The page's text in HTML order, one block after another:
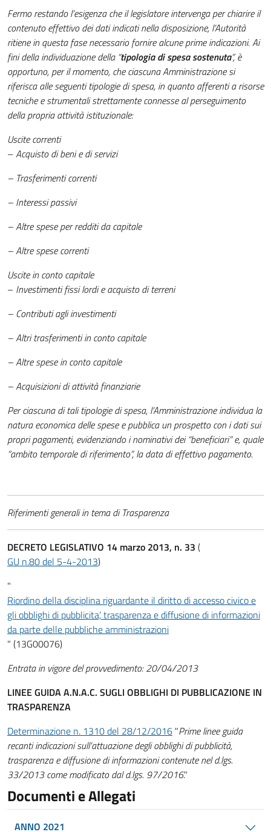
Fermo restando l’esigenza che il legislatore intervenga per chiarire il
contenuto effettivo dei dati indicati nella disposizione, l’Autorità
ritiene in questa fase necessario fornire alcune prime indicazioni. Ai
fini della individuazione della “tipologia di spesa sostenuta”, è
opportuno, per il momento, che ciascuna Amministrazione si
riferisca alle seguenti tipologie di spesa, in quanto afferenti a risorse
tecniche e strumentali strettamente connesse al perseguimento
della propria attività istituzionale:
Uscite correnti
– Acquisto di beni e di servizi
– Trasferimenti correnti
– Interessi passivi
– Altre spese per redditi da capitale
– Altre spese correnti
Uscite in conto capitale
– Investimenti fissi lordi e acquisto di terreni
– Contributi agli investimenti
– Altri trasferimenti in conto capitale
– Altre spese in conto capitale
– Acquisizioni di attività finanziarie
Per ciascuna di tali tipologie di spesa, l’Amministrazione individua la
natura economica delle spese e pubblica un prospetto con i dati sui
propri pagamenti, evidenziando i nominativi dei “beneficiari” e, quale
“ambito temporale di riferimento”, la data di effettivo pagamento.
Riferimenti generali in tema di Trasparenza
DECRETO LEGISLATIVO 14 marzo 2013, n. 33 (
GU n.80 del 5-4-2013)
"
Riordino della disciplina riguardante il diritto di accesso civico e
gli obblighi di pubblicita’, trasparenza e diffusione di informazioni
da parte delle pubbliche amministrazioni
" (13G00076)
Entrata in vigore del provvedimento: 20/04/2013
LINEE GUIDA A.N.A.C. SUGLI OBBLIGHI DI PUBBLICAZIONE IN
TRASPARENZA
Determinazione n. 1310 del 28/12/2016 "Prime linee guida
recanti indicazioni sull’attuazione degli obblighi di pubblicità,
trasparenza e diffusione di informazioni contenute nel d.lgs.
33/2013 come modificato dal d.lgs. 97/2016."
Documenti e Allegati
ANNO 2021